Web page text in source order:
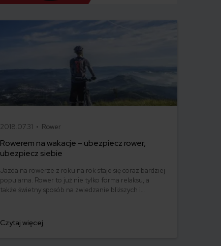
2018.07.31 • Rower
Rowerem na wakacje – ubezpiecz rower,
ubezpiecz siebie
Jazda na rowerze z roku na rok staje się coraz bardziej
popularna. Rower to już nie tylko forma relaksu, a
także świetny sposób na zwiedzanie bliższych i
postanawia spędzić urlop na dwóch kółkach.
Szczególnie, gdy robimy to po raz pierwszy, warto
Czytaj więcej